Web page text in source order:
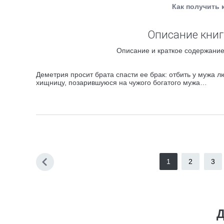
Как получить
Описание
Описание и краткое
Деметрия просит брата спасти ее брак: отбить у мужа
хищницу, позарившуюся на чужого богатого мужа…
1 2 3